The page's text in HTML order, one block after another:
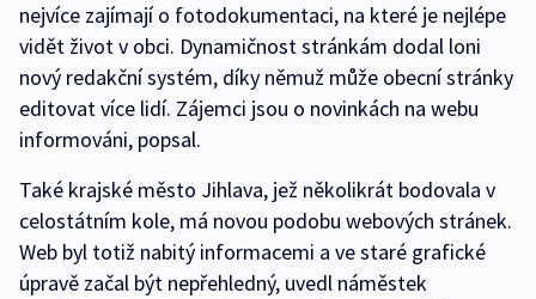
nejvíce zajímají o fotodokumentaci, na které je nejlépe
vidět život v obci. Dynamičnost stránkám dodal loni
nový redakční systém, díky němuž může obecní stránky
editovat více lidí. Zájemci jsou o novinkách na webu
informováni, popsal.
Také krajské město Jihlava, jež několikrát bodovala v
celostátním kole, má novou podobu webových stránek.
Web byl totiž nabitý informacemi a ve staré grafické
úpravě začal být nepřehledný, uvedl náměstek